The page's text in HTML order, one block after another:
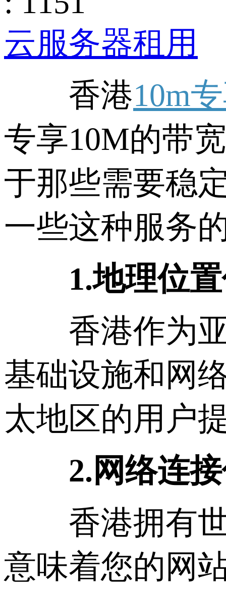
云服务器租用
香港10m
专享10M的带
于那些需要稳
一些这种服务
1.地理位置
香港作为亚
基础设施和网
太地区的用户
2.网络连接
香港拥有世
意味着您的网